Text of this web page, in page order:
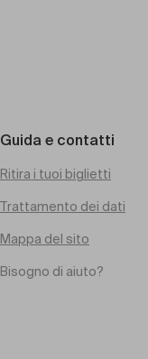
Guida e contatti
Ritira i tuoi biglietti
Trattamento dei dati
Mappa del sito
Bisogno di aiuto?